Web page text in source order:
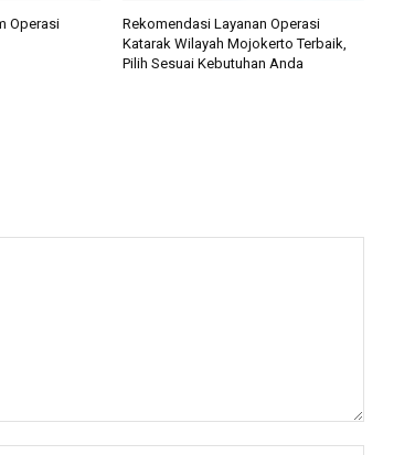
Operasi
Rekomendasi Layanan Operasi
Katarak Wilayah Mojokerto Terbaik,
Pilih Sesuai Kebutuhan Anda